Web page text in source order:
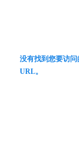
没有找到您要访
URL。